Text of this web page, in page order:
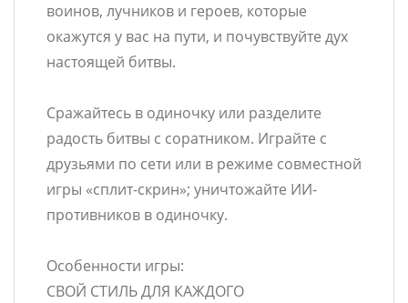
воинов, лучников и героев, которые
окажутся у вас на пути, и почувствуйте дух
настоящей битвы.
Сражайтесь в одиночку или разделите
радость битвы с соратником. Играйте с
друзьями по сети или в режиме совместной
игры «сплит-скрин»; уничтожайте ИИ-
противников в одиночку.
Особенности игры:
СВОЙ СТИЛЬ ДЛЯ КАЖДОГО